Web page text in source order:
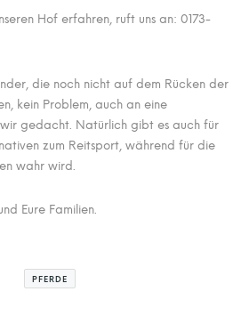
Hof erfahren, ruft uns an: 0173-
die noch nicht auf dem Rücken der
kein Problem, auch an eine
gedacht. Natürlich gibt es auch für
zum Reitsport, während für die
wahr wird.
Eure Familien.
PFERDE